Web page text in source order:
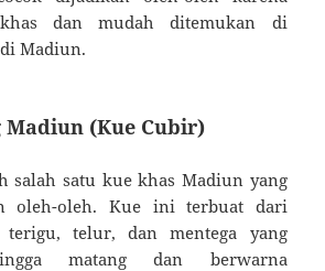
dan mudah ditemukan di
Madiun.
Madiun (Kue Cubir)
salah satu kue khas Madiun yang
oleh-oleh. Kue ini terbuat dari
terigu, telur, dan mentega yang
matang dan berwarna